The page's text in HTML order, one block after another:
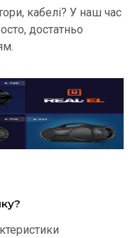
кабелі? У наш час
достатньо